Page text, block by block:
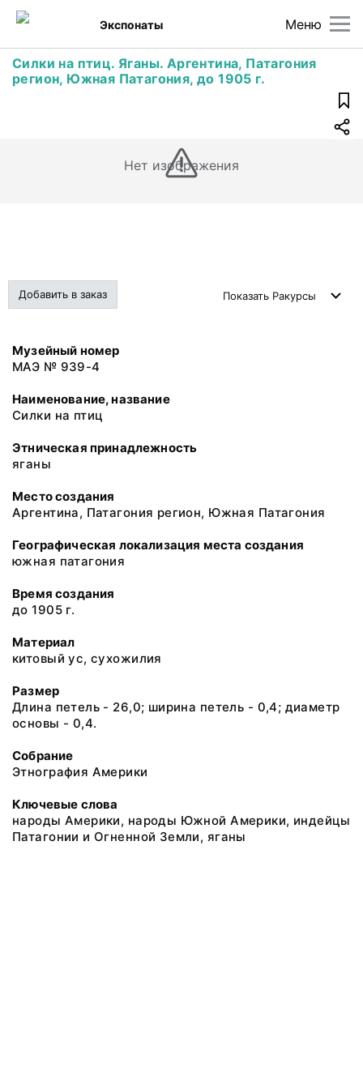
Меню
Экспонаты
Силки на птиц. Яганы. Аргентина, Патагония
регион, Южная Патагония, до 1905 г.
Нет изображения
Добавить в заказ Показать Ракурсы
Музейный номер
МАЭ № 939-4
Наименование, название
Силки на птиц
Этническая принадлежность
яганы
Место создания
Аргентина, Патагония регион, Южная Патагония
Географическая локализация места создания
южная патагония
Время создания
до 1905 г.
Материал
китовый ус, сухожилия
Размер
Длина петель - 26,0; ширина петель - 0,4; диаметр
основы - 0,4.
Собрание
Этнография Америки
Ключевые слова
народы Америки, народы Южной Америки, индейцы
Патагонии и Огненной Земли, яганы